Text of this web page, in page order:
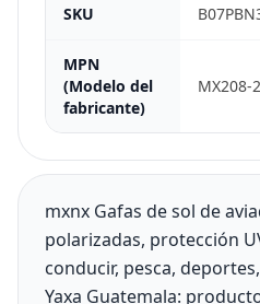
SKU
MPN
(Modelo del
fabricante)
MX208-2
mxnx Gafas de sol de
polarizadas, protección
conducir, pesca,
Yaxa Guatemala: